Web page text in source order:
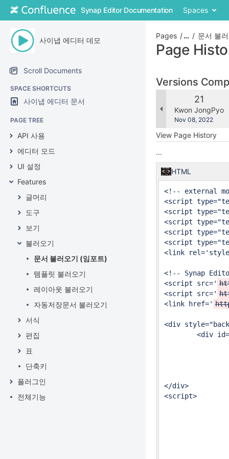
Skip
Skip
Skip
header
menu
Skip
menu
Skip
quick
search
Synap Editor Documentation Spaces
사이냅 에디터 데모
Scroll Documents
SPACE SHORTCUTS
사이냅 에디터 문서
PAGE TREE
API 사용
에디터 모드
UI 설정
Features
글머리
도구
보기
불러오기
문서 불러오기 (임포트)
템플릿 불러오기
레이아웃 불러오기
자동저장문서 불러오기
서식
편집
표
단축키
플러그인
전체기능
Pages … 문서 불
Page
Versions
Old
Version
21
Kwon JongPyo
Saved
Nov 08, 2022
View Page History
...
HTML
<!-- external
<script
<script
<script
<script
<script
<link
<!-- Synap
<script src='
<script src='
<link href='
<div
<div
</div>
<script>